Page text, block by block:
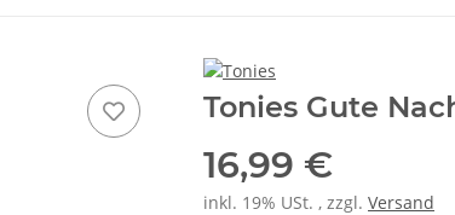
Tonies Gute
16,99 €
inkl. 19% USt. , zzgl. Versand